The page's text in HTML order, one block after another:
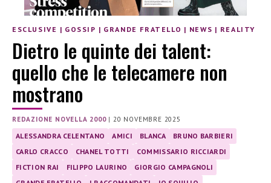
ESCLUSIVE | GOSSIP | GRANDE FRATELLO | NEWS | REALITY
Dietro le quinte dei talent:
quello che le telecamere non
mostrano
REDAZIONE NOVELLA 2000|20 NOVEMBRE 2025
ALESSANDRA CELENTANO AMICI BLANCA
BRUNO BARBIERI
CARLO CRACCO
CHANEL TOTTI
COMMISSARIO RICCIARDI
FICTION RAI
FILIPPO LAURINO
GIORGIO CAMPAGNOLI